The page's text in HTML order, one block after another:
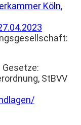
Köln,
StBVV